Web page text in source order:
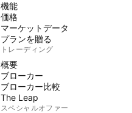
機能
価格
マーケットデータ
プランを贈る
トレーディング
概要
ブローカー
ブローカー比較
The Leap
スペシャルオファー